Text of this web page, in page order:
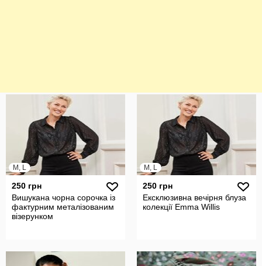
M, L
250 грн
Вишукана чорна сорочка із
фактурним металізованим
візерунком
M, L
250 грн
Ексклюзивна вечірня блуза
колекції Emma Willis